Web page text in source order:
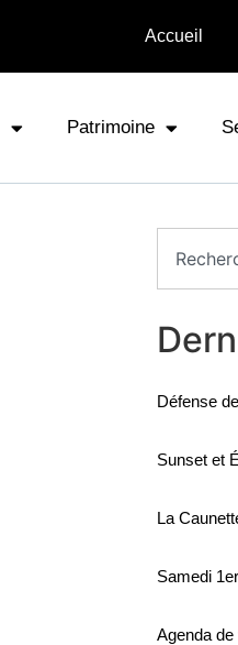
Accueil
Patrimoine
Défense
Sunset et
La
Samedi
Agenda